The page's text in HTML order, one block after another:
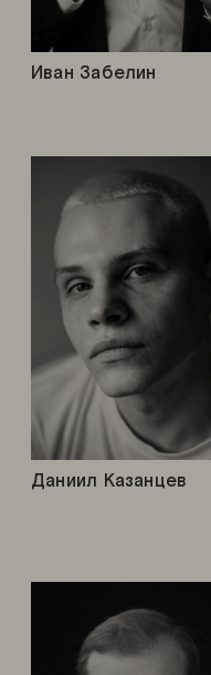
Иван Забелин
Даниил Казанцев